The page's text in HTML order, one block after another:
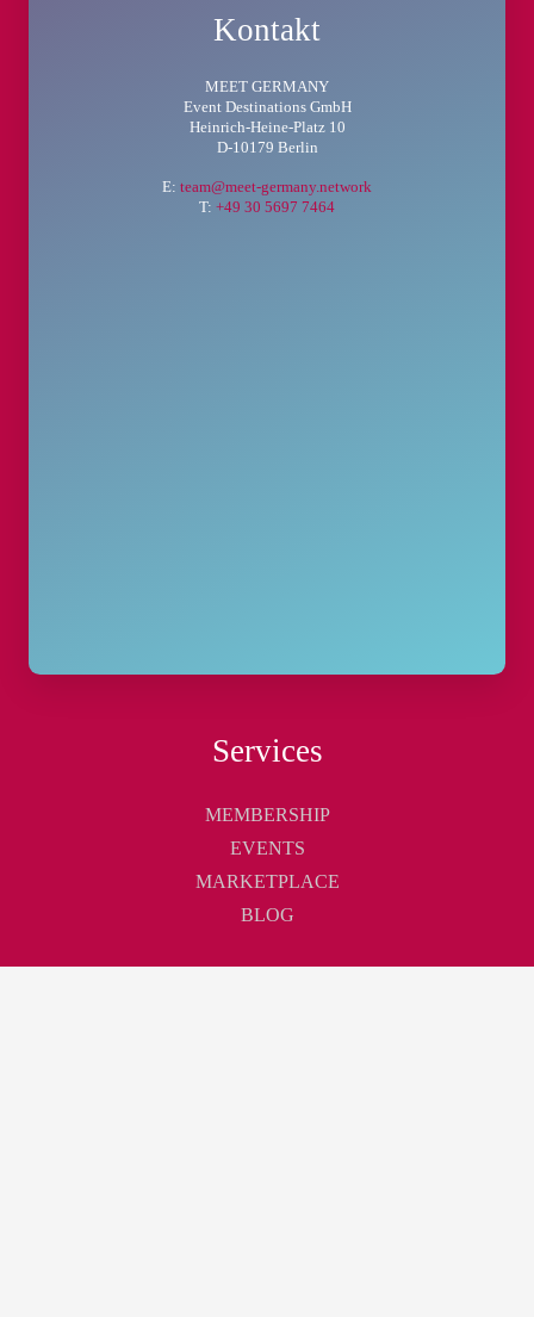
Kontakt
MEET GERMANY
Event Destinations GmbH
Heinrich-Heine-Platz 10
D-10179 Berlin
E: team@meet-germany.network
T: +49 30 5697 7464
Services
MEMBERSHIP
EVENTS
MARKETPLACE
BLOG